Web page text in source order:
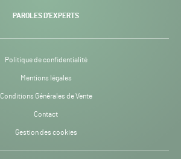
PAROLES D’EXPERTS
Politique de confidentialité
Mentions légales
Conditions Générales de Vente
Contact
Gestion des cookies